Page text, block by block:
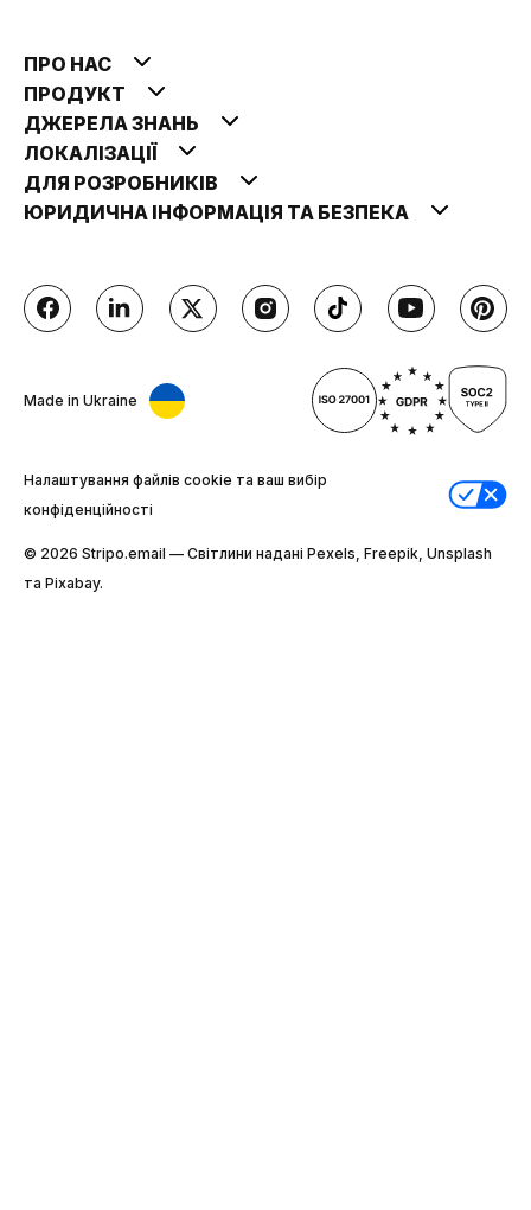
ПРО НАС
ПРОДУКТ
ДЖЕРЕЛА ЗНАНЬ
ЛОКАЛІЗАЦІЇ
ДЛЯ РОЗРОБНИКІВ
ЮРИДИЧНА ІНФОРМАЦІЯ ТА БЕЗПЕКА
Made in Ukraine
Налаштування файлів cookie та ваш вибір
конфіденційності
© 2026 Stripо.email — Світлини надані Pexels, Freepik, Unsplash
та Pixabay.